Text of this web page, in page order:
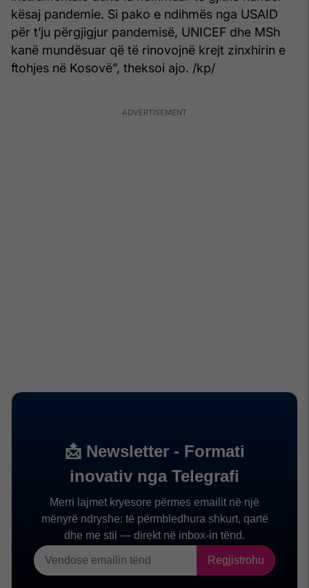
kësaj pandemie. Si pako e ndihmës nga USAID
për t’ju përgjigjur pandemisë, UNICEF dhe MSh
kanë mundësuar që të rinovojnë krejt zinxhirin e
ftohjes në Kosovë”, theksoi ajo. /kp/